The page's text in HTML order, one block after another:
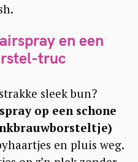
en een
truc
sleek bun?
op een schone
en pluis weg.